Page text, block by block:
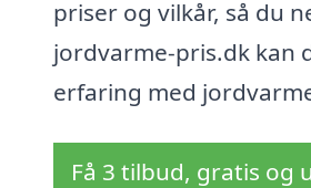
priser og vilkår, så du
jordvarme-pris.dk kan
erfaring med
Få 3 tilbud, gratis og